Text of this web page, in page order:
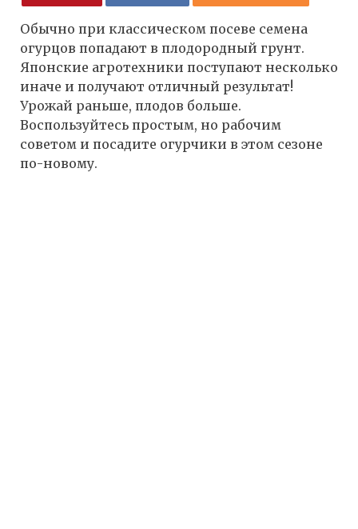
Обычно при классическом посеве семена
огурцов попадают в плодородный грунт.
Японские агротехники поступают несколько
иначе и получают отличный результат!
Урожай раньше, плодов больше.
Воспользуйтесь простым, но рабочим
советом и посадите огурчики в этом сезоне
по-новому.